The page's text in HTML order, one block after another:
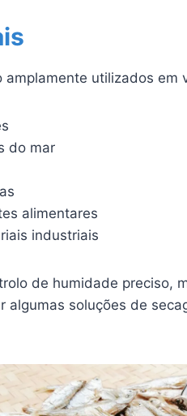
utilizados em
do mar
alimentares
industriais
de humidade preciso,
soluções de